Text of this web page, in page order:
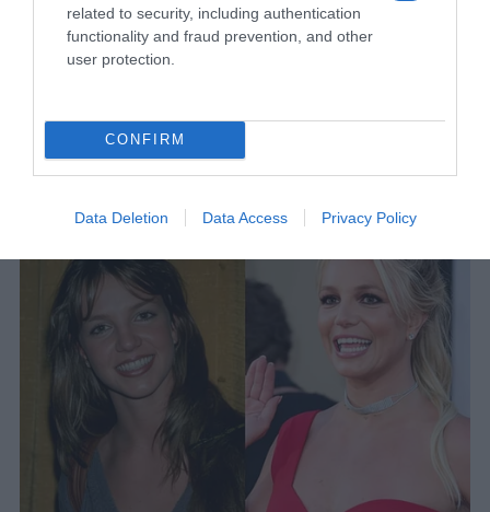
related to security, including authentication
functionality and fraud prevention, and other
user protection.
CONFIRM
Data Deletion Data Access Privacy Policy
Ovaj jednostavan rastvor pokazuje kako ponekad najosnovnija
rješenja mogu imati vrlo široku primjenu. Kombinacija vode i
zahtijeva puno vremena, a može donijeti primjetno olakšanje i
osjećaj boljeg balansa u tijelu.